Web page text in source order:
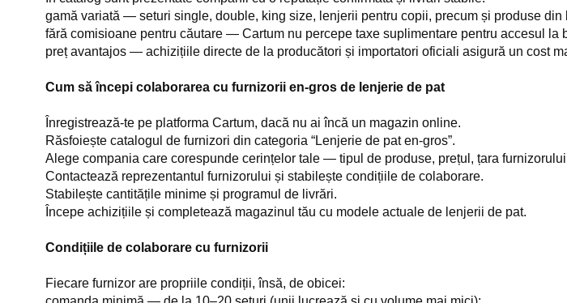
gamă variată — seturi single, double, king size, lenjerii pentru copii, precum și produse din
fără comisioane pentru căutare — Cartum nu percepe taxe suplimentare pentru accesul la
preț avantajos — achizițiile directe de la producători și importatori oficiali asigură un cost
Cum să începi colaborarea cu furnizorii en-gros de lenjerie de pat
Înregistrează-te pe platforma Cartum, dacă nu ai încă un magazin online.
Răsfoiește catalogul de furnizori din categoria “Lenjerie de pat en-gros”.
Alege compania care corespunde cerințelor tale — tipul de produse, prețul, țara
Contactează reprezentantul furnizorului și stabilește condițiile de colaborare.
Stabilește cantitățile minime și programul de livrări.
Începe achizițiile și completează magazinul tău cu modele actuale de lenjerii de pat.
Condițiile de colaborare cu furnizorii
Fiecare furnizor are propriile condiții, însă, de obicei: